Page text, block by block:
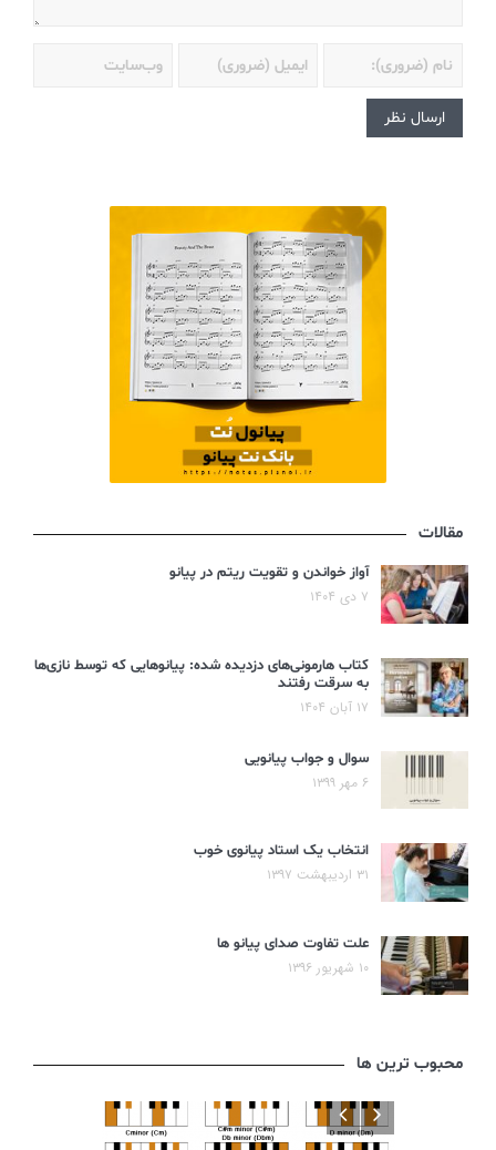
مقالات
آواز خواندن و تقویت ریتم در پیانو
۷ دی ۱۴۰۴
کتاب هارمونی‌های دزدیده شده: پیانوهایی که توسط نازی‌ها
به سرقت رفتند
۱۷ آبان ۱۴۰۴
سوال و جواب پیانویی
۶ مهر ۱۳۹۹
انتخاب یک استاد پیانوی خوب
۳۱ اردیبهشت ۱۳۹۷
علت تفاوت صدای پیانو ها
۱۰ شهریور ۱۳۹۶
محبوب ترین ها